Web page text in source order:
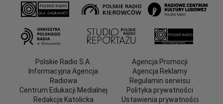
Polskie Radio S.A.
Informacyjna Agencja
Radiowa
Centrum Edukacji Medialnej
Redakcja Katolicka
Agencja Promocji
Agencja Reklamy
Regulamin serwisu
Polityka prywatności
Ustawienia prywatności